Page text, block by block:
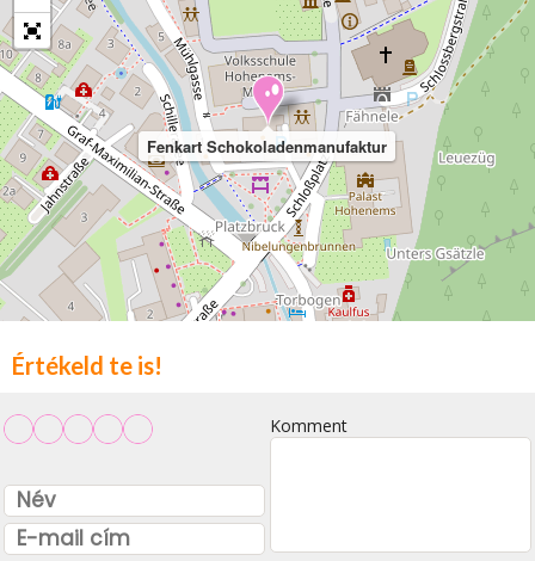
Fenkart Schokoladenmanufaktur
Értékeld te is!
Komment